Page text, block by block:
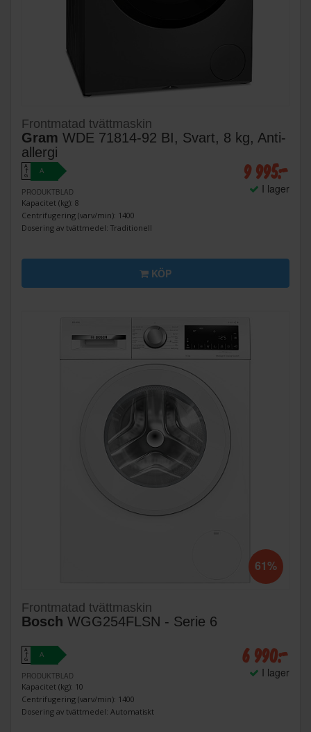
Frontmatad tvättmaskin
Gram WDE 71814-92 BI, Svart, 8 kg, Anti-
allergi
A
↑
G
A
PRODUKTBLAD
Kapacitet (kg): 8
Centrifugering (varv/min): 1400
Dosering av tvättmedel: Traditionell
9 995:-
I lager
KÖP
61%
Frontmatad tvättmaskin
Bosch WGG254FLSN - Serie 6
A
↑
G
A
PRODUKTBLAD
Kapacitet (kg): 10
Centrifugering (varv/min): 1400
Dosering av tvättmedel: Automatiskt
6 990:-
I lager